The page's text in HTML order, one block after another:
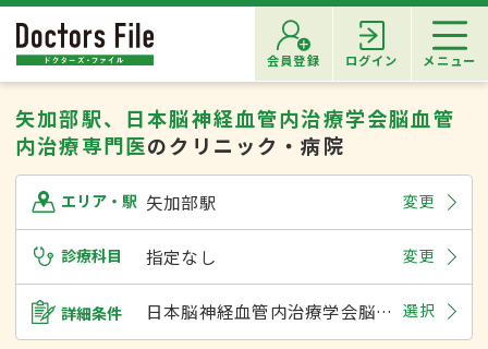
会員登録 ログイン メニュー
矢加部駅、日本脳神経血管内治療学会脳血管
内治療専門医のクリニック・病院
エリア・駅 矢加部駅 変更
診療科目 指定なし 変更
詳細条件 日本脳神経血管内治療学会脳血管内治療専門医 選択